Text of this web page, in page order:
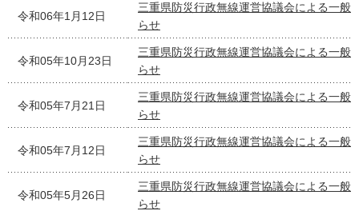
令和06年1月12日
三重県防災行政無線運営協議会による一般
らせ
令和05年10月23日
三重県防災行政無線運営協議会による一般
らせ
令和05年7月21日
三重県防災行政無線運営協議会による一般
らせ
令和05年7月12日
三重県防災行政無線運営協議会による一般
らせ
令和05年5月26日
三重県防災行政無線運営協議会による一般
らせ